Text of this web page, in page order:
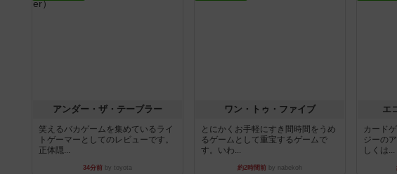
アンダー・ザ・テーブラー
笑えるバカゲームを集めているライ
トゲーマーとしてのレビューです。
正体隠...
34分前 by toyota
ワン・トゥ・ファイブ
とにかくお手軽にすき間時間をうめ
るゲームとして重宝するゲームで
す。いわ...
約2時間前 by nabekoh
エ
カード
ジーの
しくは...